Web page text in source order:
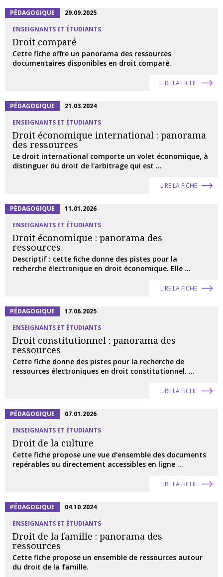
PÉDAGOGIQUE
29.09.2025
ENSEIGNANTS ET ÉTUDIANTS
Droit comparé
Cette fiche offre un panorama des ressources
documentaires disponibles en droit comparé.
LIRE LA FICHE
PÉDAGOGIQUE
21.03.2024
ENSEIGNANTS ET ÉTUDIANTS
Droit économique international : panorama
des ressources
Le droit international comporte un volet économique, à
distinguer du droit de l'arbitrage qui est ...
LIRE LA FICHE
PÉDAGOGIQUE
11.01.2026
ENSEIGNANTS ET ÉTUDIANTS
Droit économique : panorama des
ressources
Descriptif : cette fiche donne des pistes pour la
recherche électronique en droit économique. Elle ...
LIRE LA FICHE
PÉDAGOGIQUE
17.06.2025
ENSEIGNANTS ET ÉTUDIANTS
Droit constitutionnel : panorama des
ressources
Cette fiche donne des pistes pour la recherche de
ressources électroniques en droit constitutionnel. ...
LIRE LA FICHE
PÉDAGOGIQUE
07.01.2026
ENSEIGNANTS ET ÉTUDIANTS
Droit de la culture
Cette fiche propose une vue d'ensemble des documents
repérables ou directement accessibles en ligne ...
LIRE LA FICHE
PÉDAGOGIQUE
04.10.2024
ENSEIGNANTS ET ÉTUDIANTS
Droit de la famille : panorama des
ressources
Cette fiche propose un ensemble de ressources autour
du droit de la famille.